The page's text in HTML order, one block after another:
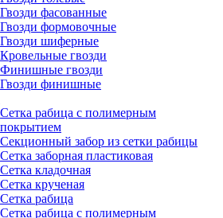
Гвозди фасованные
Гвозди формовочные
Гвозди шиферные
Кровельные гвозди
Финишные гвозди
Гвозди финишные
Сетка рабица с полимерным
покрытием
Секционный забор из сетки рабицы
Сетка заборная пластиковая
Сетка кладочная
Сетка крученая
Сетка рабица
Сетка рабица с полимерным